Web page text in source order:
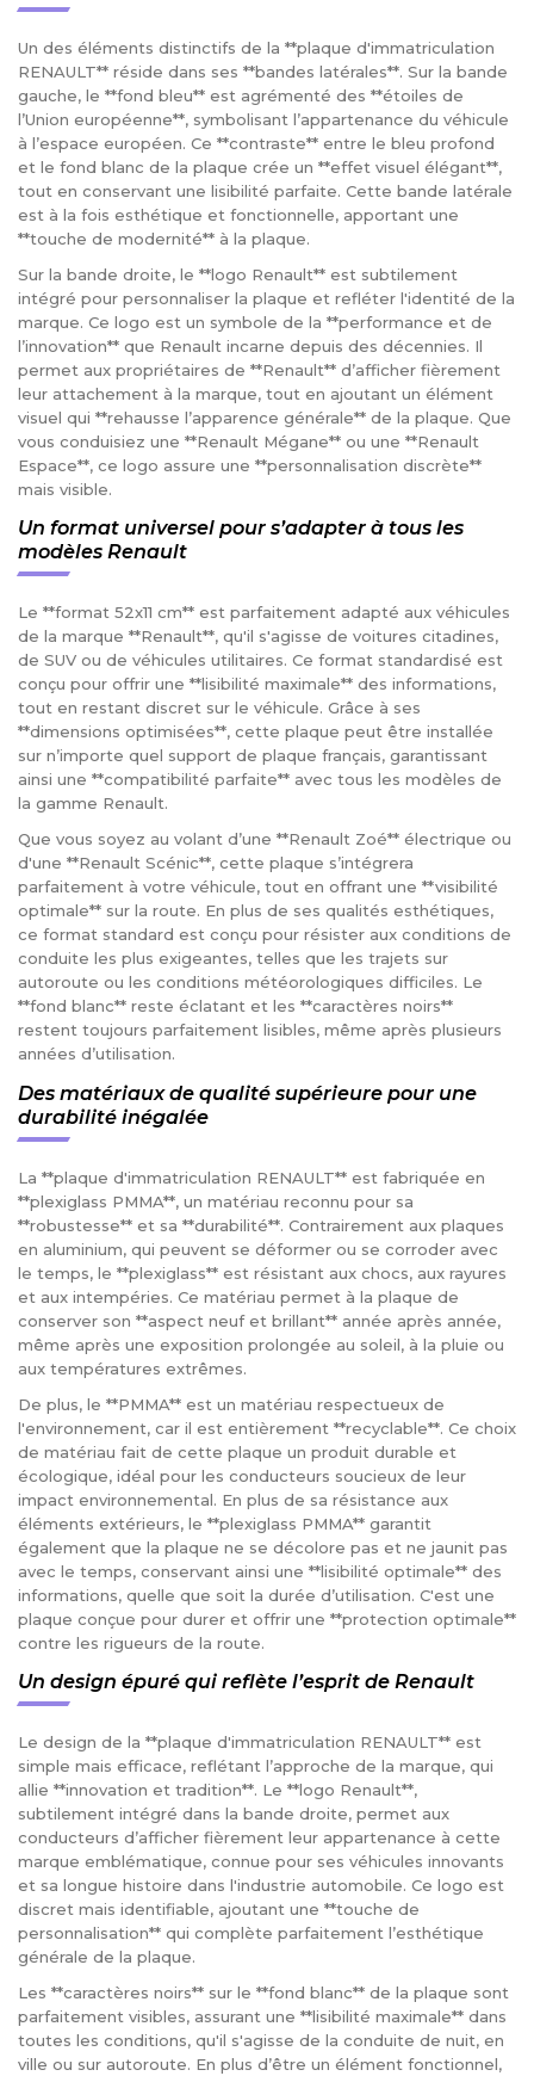
Un des éléments distinctifs de la **plaque d'immatriculation
RENAULT** réside dans ses **bandes latérales**. Sur la bande
gauche, le **fond bleu** est agrémenté des **étoiles de
l’Union européenne**, symbolisant l’appartenance du véhicule
à l’espace européen. Ce **contraste** entre le bleu profond
et le fond blanc de la plaque crée un **effet visuel élégant**,
tout en conservant une lisibilité parfaite. Cette bande latérale
est à la fois esthétique et fonctionnelle, apportant une
**touche de modernité** à la plaque.
Sur la bande droite, le **logo Renault** est subtilement
intégré pour personnaliser la plaque et refléter l'identité de la
marque. Ce logo est un symbole de la **performance et de
l’innovation** que Renault incarne depuis des décennies. Il
permet aux propriétaires de **Renault** d’afficher fièrement
leur attachement à la marque, tout en ajoutant un élément
visuel qui **rehausse l’apparence générale** de la plaque. Que
vous conduisiez une **Renault Mégane** ou une **Renault
Espace**, ce logo assure une **personnalisation discrète**
mais visible.
Un format universel pour s’adapter à tous les
modèles Renault
Le **format 52x11 cm** est parfaitement adapté aux véhicules
de la marque **Renault**, qu'il s'agisse de voitures citadines,
de SUV ou de véhicules utilitaires. Ce format standardisé est
conçu pour offrir une **lisibilité maximale** des informations,
tout en restant discret sur le véhicule. Grâce à ses
**dimensions optimisées**, cette plaque peut être installée
sur n’importe quel support de plaque français, garantissant
ainsi une **compatibilité parfaite** avec tous les modèles de
la gamme Renault.
Que vous soyez au volant d’une **Renault Zoé** électrique ou
d'une **Renault Scénic**, cette plaque s’intégrera
parfaitement à votre véhicule, tout en offrant une **visibilité
optimale** sur la route. En plus de ses qualités esthétiques,
ce format standard est conçu pour résister aux conditions de
conduite les plus exigeantes, telles que les trajets sur
autoroute ou les conditions météorologiques difficiles. Le
**fond blanc** reste éclatant et les **caractères noirs**
restent toujours parfaitement lisibles, même après plusieurs
années d’utilisation.
Des matériaux de qualité supérieure pour une
durabilité inégalée
La **plaque d'immatriculation RENAULT** est fabriquée en
**plexiglass PMMA**, un matériau reconnu pour sa
**robustesse** et sa **durabilité**. Contrairement aux plaques
en aluminium, qui peuvent se déformer ou se corroder avec
le temps, le **plexiglass** est résistant aux chocs, aux rayures
et aux intempéries. Ce matériau permet à la plaque de
conserver son **aspect neuf et brillant** année après année,
même après une exposition prolongée au soleil, à la pluie ou
aux températures extrêmes.
De plus, le **PMMA** est un matériau respectueux de
l'environnement, car il est entièrement **recyclable**. Ce choix
de matériau fait de cette plaque un produit durable et
écologique, idéal pour les conducteurs soucieux de leur
impact environnemental. En plus de sa résistance aux
éléments extérieurs, le **plexiglass PMMA** garantit
également que la plaque ne se décolore pas et ne jaunit pas
avec le temps, conservant ainsi une **lisibilité optimale** des
informations, quelle que soit la durée d’utilisation. C'est une
plaque conçue pour durer et offrir une **protection optimale**
contre les rigueurs de la route.
Un design épuré qui reflète l’esprit de Renault
Le design de la **plaque d'immatriculation RENAULT** est
simple mais efficace, reflétant l’approche de la marque, qui
allie **innovation et tradition**. Le **logo Renault**,
subtilement intégré dans la bande droite, permet aux
conducteurs d’afficher fièrement leur appartenance à cette
marque emblématique, connue pour ses véhicules innovants
et sa longue histoire dans l'industrie automobile. Ce logo est
discret mais identifiable, ajoutant une **touche de
personnalisation** qui complète parfaitement l’esthétique
générale de la plaque.
Les **caractères noirs** sur le **fond blanc** de la plaque sont
parfaitement visibles, assurant une **lisibilité maximale** dans
toutes les conditions, qu'il s'agisse de la conduite de nuit, en
ville ou sur autoroute. En plus d’être un élément fonctionnel,